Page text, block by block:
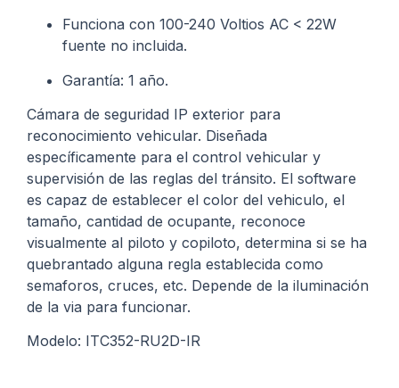
Funciona con 100-240 Voltios AC < 22W
fuente no incluida.
Garantía: 1 año.
Cámara de seguridad IP exterior para
reconocimiento vehicular. Diseñada
específicamente para el control vehicular y
supervisión de las reglas del tránsito. El software
es capaz de establecer el color del vehiculo, el
tamaño, cantidad de ocupante, reconoce
visualmente al piloto y copiloto, determina si se ha
quebrantado alguna regla establecida como
semaforos, cruces, etc. Depende de la iluminación
de la via para funcionar.
Modelo: ITC352-RU2D-IR